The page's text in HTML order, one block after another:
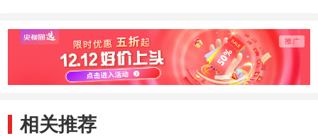
季） 好朋友
季） 戴眼镜的大
头儿子
季）
旧玩具
相关推荐